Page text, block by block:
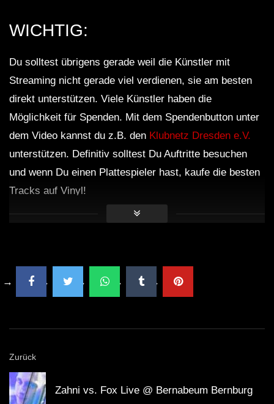
WICHTIG:
Du solltest übrigens gerade weil die Künstler mit
Streaming nicht gerade viel verdienen, sie am besten
direkt unterstützen. Viele Künstler haben die
Möglichkeit für Spenden. Mit dem Spendenbutton unter
dem Video kannst du z.B. den Klubnetz Dresden e.V.
unterstützen. Definitiv solltest Du Auftritte besuchen
und wenn Du einen Plattespieler hast, kaufe die besten
Tracks auf Vinyl!
Zurück
Zahni vs. Fox Live @ Bernabeum Bernburg